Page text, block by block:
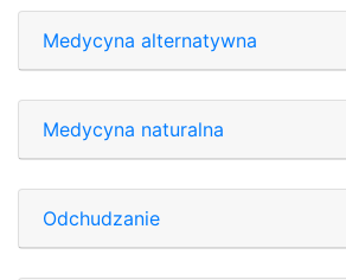
Medycyna alternatywna
Medycyna naturalna
Odchudzanie